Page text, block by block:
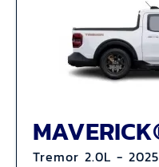
Tremor 2.0L -